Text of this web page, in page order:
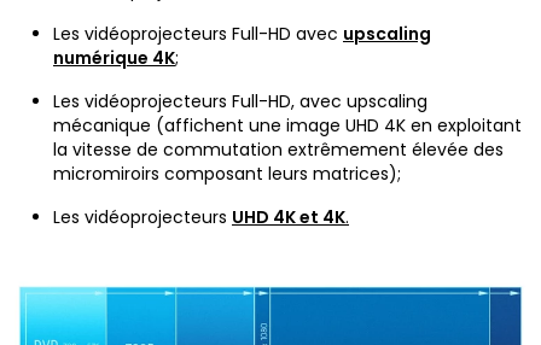
Les vidéoprojecteurs Full-HD avec upscaling
numérique 4K;
Les vidéoprojecteurs Full-HD, avec upscaling
mécanique (affichent une image UHD 4K en exploitant
la vitesse de commutation extrêmement élevée des
micromiroirs composant leurs matrices);
Les vidéoprojecteurs UHD 4K et 4K.